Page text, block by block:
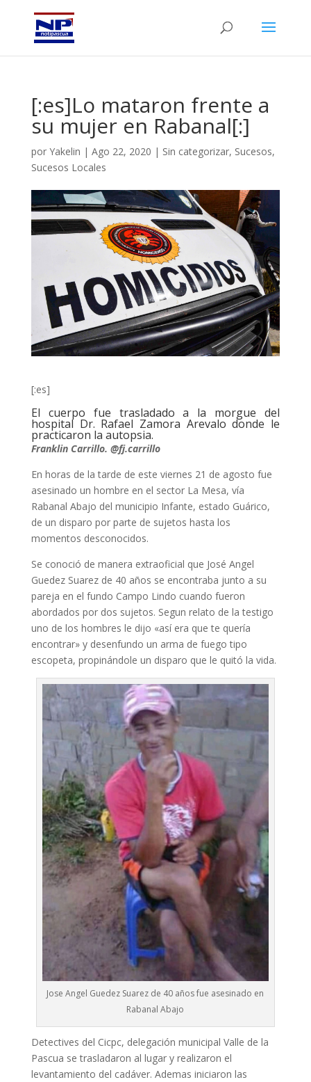
[:es]Lo mataron frente a
su mujer en Rabanal[:]
por Yakelin | Ago 22, 2020 | Sin categorizar, Sucesos,
Sucesos Locales
[:es]
El cuerpo fue trasladado a la morgue del
hospital Dr. Rafael Zamora Arevalo donde le
practicaron la autopsia.
Franklin Carrillo. @fj.carrillo
En horas de la tarde de este viernes 21 de agosto fue
asesinado un hombre en el sector La Mesa, vía
Rabanal Abajo del municipio Infante, estado Guárico,
de un disparo por parte de sujetos hasta los
momentos desconocidos.
Se conoció de manera extraoficial que José Angel
Guedez Suarez de 40 años se encontraba junto a su
pareja en el fundo Campo Lindo cuando fueron
abordados por dos sujetos. Segun relato de la testigo
uno de los hombres le dijo «así era que te quería
encontrar» y desenfundo un arma de fuego tipo
escopeta, propinándole un disparo que le quitó la vida.
Jose Angel Guedez Suarez de 40 años fue asesinado en
Rabanal Abajo
Detectives del Cicpc, delegación municipal Valle de la
Pascua se trasladaron al lugar y realizaron el
levantamiento del cadáver. Ademas iniciaron las